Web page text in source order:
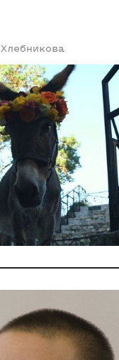
Хлебникова